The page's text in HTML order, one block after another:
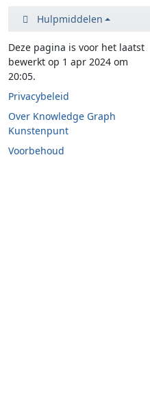
Hulpmiddelen
Deze pagina is voor het laatst
bewerkt op 1 apr 2024 om
20:05.
Privacybeleid
Over Knowledge Graph
Kunstenpunt
Voorbehoud